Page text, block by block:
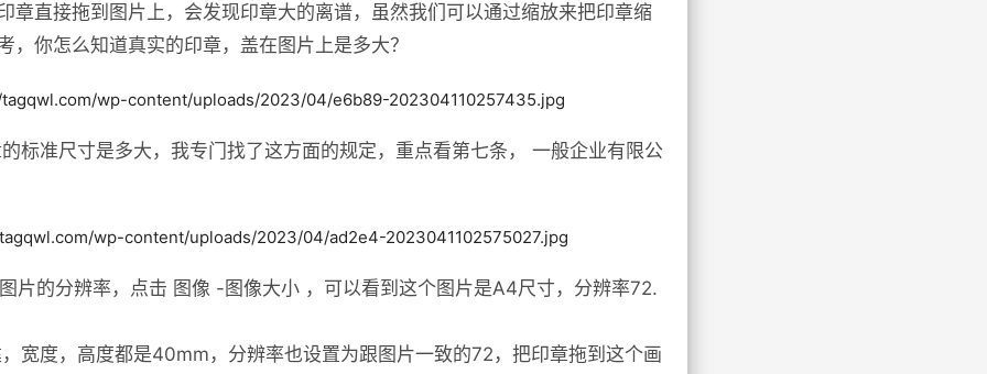
章直接拖到图片上，会发现印章大的离谱，虽然我们可以通过缩放来把印章缩
，你怎么知道真实的印章，盖在图片上是多大？
标准尺寸是多大，我专门找了这方面的规定，重点看第七条， 一般企业有限公
片的分辨率，点击 图像 -图像大小 ，可以看到这个图片是A4尺寸，分辨率72.
宽度，高度都是40mm，分辨率也设置为跟图片一致的72，把印章拖到这个画